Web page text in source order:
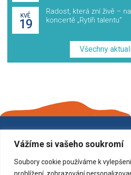
Vážíme si vašeho soukromí
Soubory cookie používáme k
prohlížení, zobrazování
KVĚ
19
Radost, která zní živě –
koncertě „Rytíři talentu“
Všechny
KONTAKT
Základní umělecká škola
1500 Ústí nad Orlicí, 562 01